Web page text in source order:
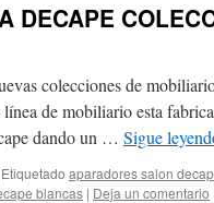
DECAPE
colecciones de
de mobiliario esta
dando un … Sigue
Etiquetado aparadores salon
blancas | Deja un comentario